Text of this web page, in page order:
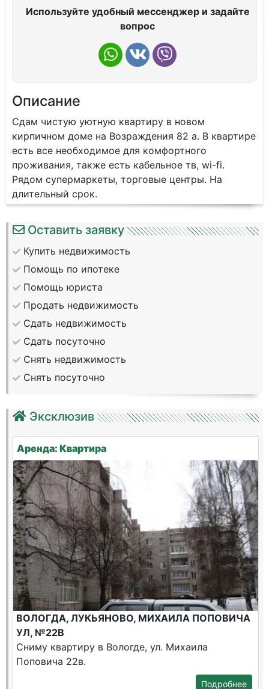
Используйте удобный мессенджер и задайте
вопрос
Описание
Сдам чистую уютную квартиру в новом
кирпичном доме на Возраждения 82 а. В квартире
есть все необходимое для комфортного
проживания, также есть кабельное тв, wi-fi.
Рядом супермаркеты, торговые центры. На
длительный срок.
Оставить заявку
Купить недвижимость
Помощь по ипотеке
Помощь юриста
Продать недвижимость
Сдать недвижимость
Сдать посуточно
Снять недвижимость
Снять посуточно
Эксклюзив
Аренда: Квартира
ВОЛОГДА, ЛУКЬЯНОВО, МИХАИЛА ПОПОВИЧА
УЛ, №22В
Сниму квартиру в Вологде, ул. Михаила
Поповича 22в.
Подробнее